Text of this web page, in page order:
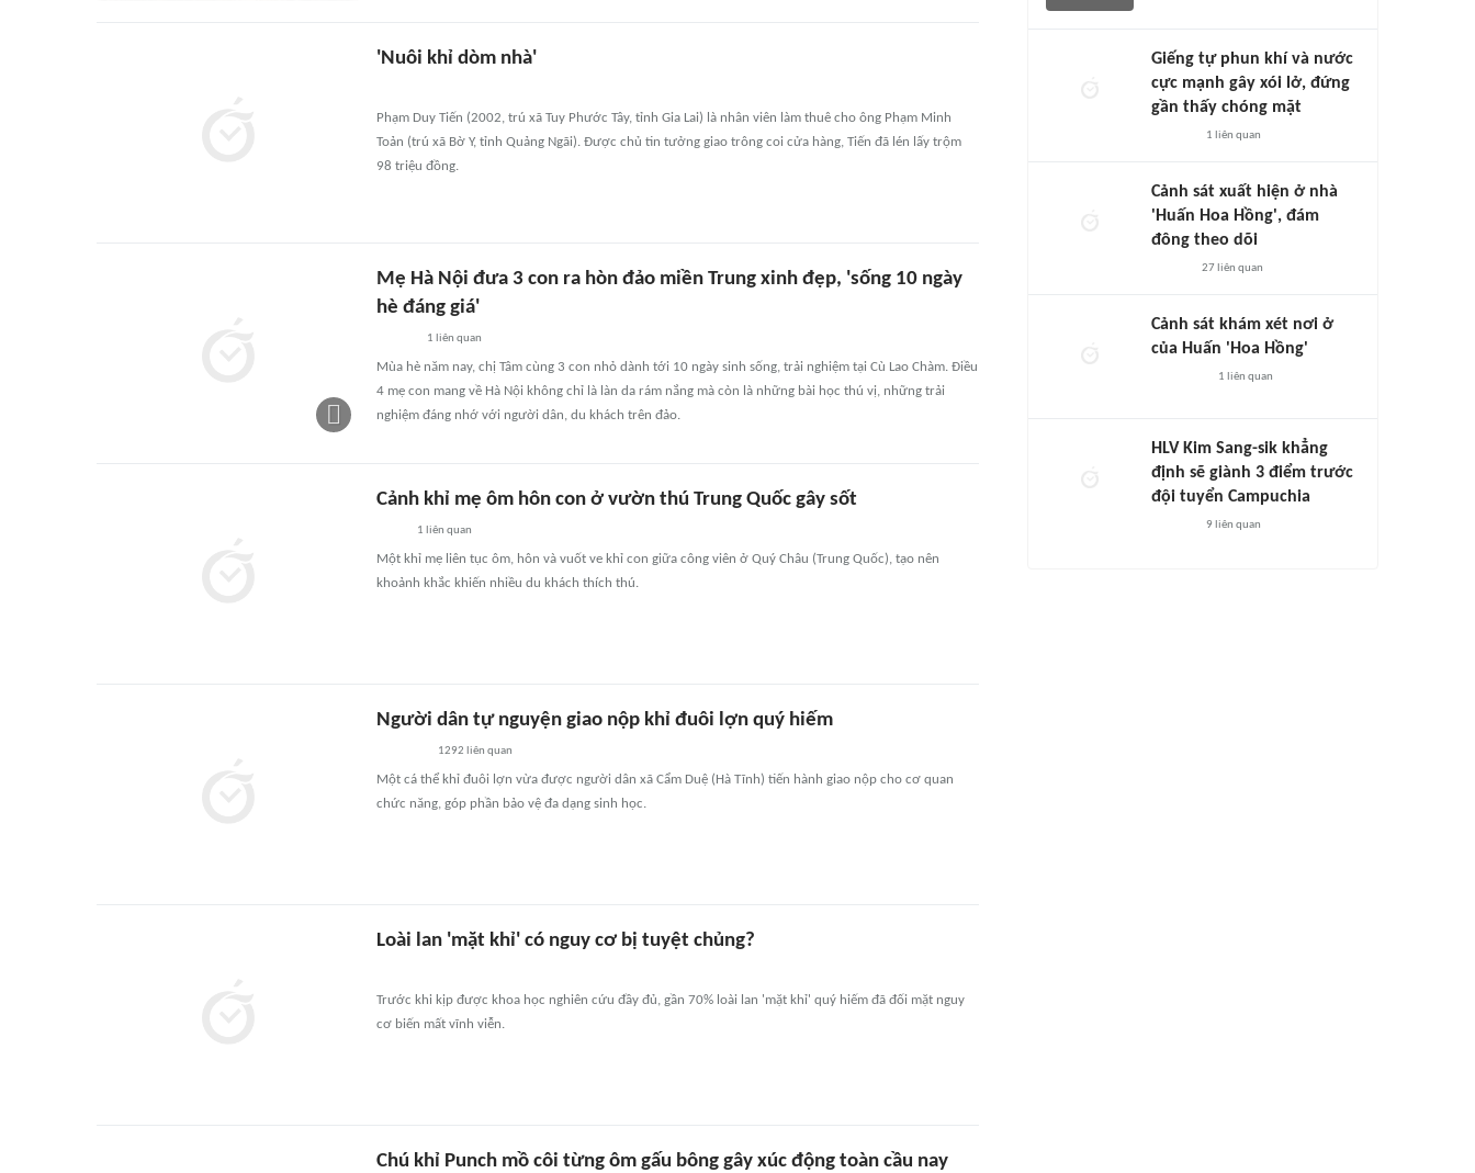
'Nuôi khỉ dòm nhà'
Phạm Duy Tiến (2002, trú xã Tuy Phước Tây, tỉnh Gia Lai) là nhân viên làm thuê cho ông Phạm Minh
Toản (trú xã Bờ Y, tỉnh Quảng Ngãi). Được chủ tin tưởng giao trông coi cửa hàng, Tiến đã lén lấy trộm
98 triệu đồng.
Mẹ Hà Nội đưa 3 con ra hòn đảo miền Trung xinh đẹp, 'sống 10 ngày
hè đáng giá'
1 liên quan
Mùa hè năm nay, chị Tâm cùng 3 con nhỏ dành tới 10 ngày sinh sống, trải nghiệm tại Cù Lao Chàm. Điều
4 mẹ con mang về Hà Nội không chỉ là làn da rám nắng mà còn là những bài học thú vị, những trải
nghiệm đáng nhớ với người dân, du khách trên đảo.
Cảnh khỉ mẹ ôm hôn con ở vườn thú Trung Quốc gây sốt
1 liên quan
Một khỉ mẹ liên tục ôm, hôn và vuốt ve khỉ con giữa công viên ở Quý Châu (Trung Quốc), tạo nên
khoảnh khắc khiến nhiều du khách thích thú.
Người dân tự nguyện giao nộp khỉ đuôi lợn quý hiếm
1292 liên quan
Một cá thể khỉ đuôi lợn vừa được người dân xã Cẩm Duệ (Hà Tĩnh) tiến hành giao nộp cho cơ quan
chức năng, góp phần bảo vệ đa dạng sinh học.
Loài lan 'mặt khỉ' có nguy cơ bị tuyệt chủng?
Trước khi kịp được khoa học nghiên cứu đầy đủ, gần 70% loài lan 'mặt khỉ' quý hiếm đã đối mặt nguy
cơ biến mất vĩnh viễn.
Chú khỉ Punch mồ côi từng ôm gấu bông gây xúc động toàn cầu nay
Giếng tự phun khí và nước
cực mạnh gây xói lở, đứng
gần thấy chóng mặt
1 liên quan
Cảnh sát xuất hiện ở nhà
'Huấn Hoa Hồng', đám
đông theo dõi
27liên quan
Cảnh sát khám xét nơi ở
của Huấn 'Hoa Hồng'
1 liên quan
HLV Kim Sang-sik khẳng
định sẽ giành 3 điểm trước
đội tuyển Campuchia
9 liên quan